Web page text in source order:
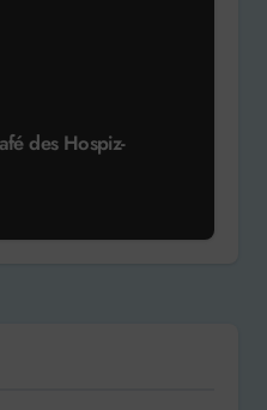
des Hospiz-